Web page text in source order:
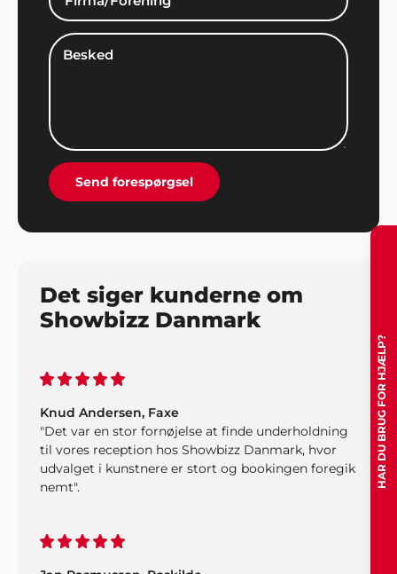
Send forespørgsel
Det siger kunderne om
Showbizz Danmark
meget glade. Super cool med de mange sjove
indslag fra Showbizz Danmark".
Knud Andersen, Faxe
"Det var en stor fornøjelse at finde underholdning
til vores reception hos Showbizz Danmark, hvor
udvalget i kunstnere er stort og bookingen foregik
nemt".
HAR DU BRUG FOR HJÆLP?